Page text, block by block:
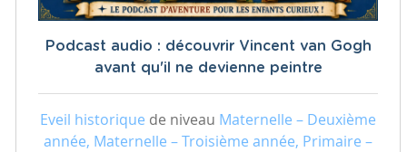
Podcast audio : découvrir Vincent van Gogh
avant qu'il ne devienne peintre
Eveil historique de niveau Maternelle – Deuxième
année, Maternelle – Troisième année, Primaire –